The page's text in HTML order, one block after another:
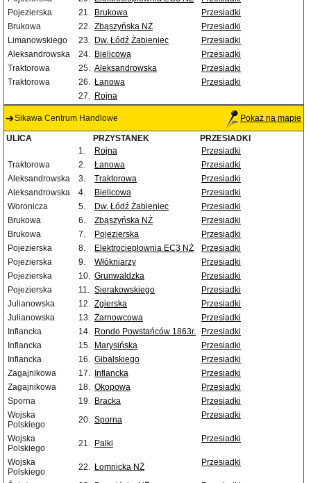
Pojezierska
21. Brukowa
Przesiadki
Brukowa
22. Zbąszyńska NŻ
Przesiadki
Limanowskiego
23. Dw. Łódź Żabieniec
Przesiadki
Aleksandrowska
24. Bielicowa
Przesiadki
Traktorowa
25. Aleksandrowska
Przesiadki
Traktorowa
26. Łanowa
Przesiadki
27. Rojna
Sikawa Centrum Handlowe Pokaż na mapie
ULICA PRZYSTANEK
PRZESIADKI
1.
Rojna
Przesiadki
Traktorowa
2. Łanowa
Przesiadki
Aleksandrowska
3. Traktorowa
Przesiadki
Aleksandrowska
4. Bielicowa
Przesiadki
Woronicza
5. Dw. Łódź Żabieniec
Przesiadki
Brukowa
6. Zbąszyńska NŻ
Przesiadki
Brukowa
7. Pojezierska
Przesiadki
Pojezierska
8. Elektrociepłownia EC3 NŻ
Przesiadki
Pojezierska
9. Włókniarzy
Przesiadki
Pojezierska
10. Grunwaldzka
Przesiadki
Pojezierska
11. Sierakowskiego
Przesiadki
Julianowska
12. Zgierska
Przesiadki
Julianowska
13. Żarnowcowa
Przesiadki
Inflancka
14. Rondo Powstańców 1863r.
Przesiadki
Inflancka
15. Marysińska
Przesiadki
Inflancka
16. Gibalskiego
Przesiadki
Zagajnikowa
17. Inflancka
Przesiadki
Zagajnikowa
18. Okopowa
Przesiadki
Sporna
19. Bracka
Przesiadki
Wojska
Polskiego
20. Sporna Przesiadki
Wojska
Polskiego
21. Palki Przesiadki
Wojska
Polskiego
22. Łomnicka NŻ Przesiadki